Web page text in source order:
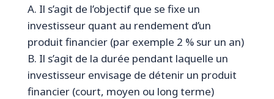
A. Il s’agit de l’objectif que se fixe un
investisseur quant au rendement d’un
produit financier (par exemple 2 % sur un an)
B. Il s’agit de la durée pendant laquelle un
investisseur envisage de détenir un produit
financier (court, moyen ou long terme)